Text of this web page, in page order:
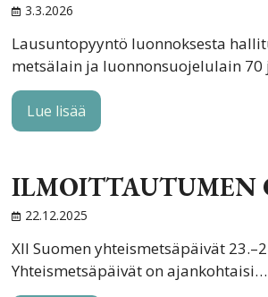
3.3.2026
Lausuntopyyntö luonnoksesta
metsälain ja luonnonsuojelulain 70
Lue lisää
ILMOITTAUTUMEN
22.12.2025
XII Suomen yhteismetsäpäivät
Yhteismetsäpäivät on ajankohtaisi…